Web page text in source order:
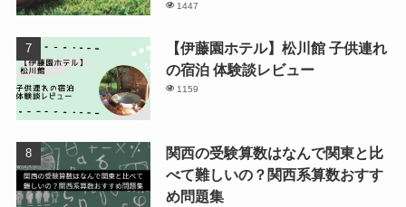
1447
【伊藤園ホテル】松川館 子供連れ
の宿泊 体験談レビュー
1159
関西の受験算数はなんで関東と比
べて難しいの？関西系算数おすす
め問題集